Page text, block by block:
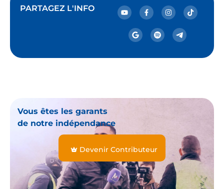
PARTAGEZ L'INFO
Vous êtes les garants
de notre indépendance
Devenir Contributeur